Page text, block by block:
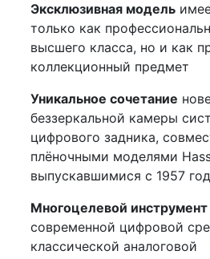
Эксклюзивная модель
только как
высшего класса, но и как
коллекционный предмет
Уникальное сочетание
беззеркальной камеры
цифрового задника,
плёночными моделями
выпускавшимися с 1957
Многоцелевой инструмент
современной цифровой
классической аналоговой